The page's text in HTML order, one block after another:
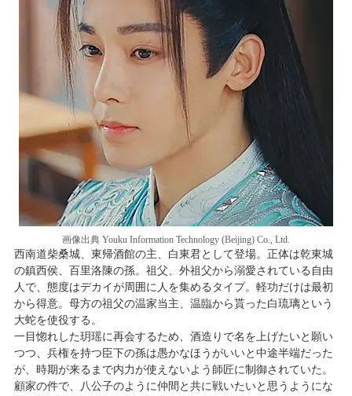
画像出典 Youku Information Technology (Beijing) Co., Ltd.
西南道柴桑城、東帰酒館の主、白東君として登場。正体は乾東城
の鎮西侯、百里洛陳の孫。祖父、外祖父から溺愛されている自由
人で、態度はデカイが周囲に人を集めるタイプ。軽功だけは最初
から得意。母方の祖父の温家当主、温臨から貰った白琉璃という
大蛇を使役する。
一目惚れした玥瑶に再会するため、酒造りで名を上げたいと願い
つつ、兵権を持つ臣下の孫は愚かなほうがいいと中途半端だった
が、時期が来るまで内力が使えないよう師匠に制御されていた。
顧家の件で、八公子のように仲間と共に戦いたいと思うようにな